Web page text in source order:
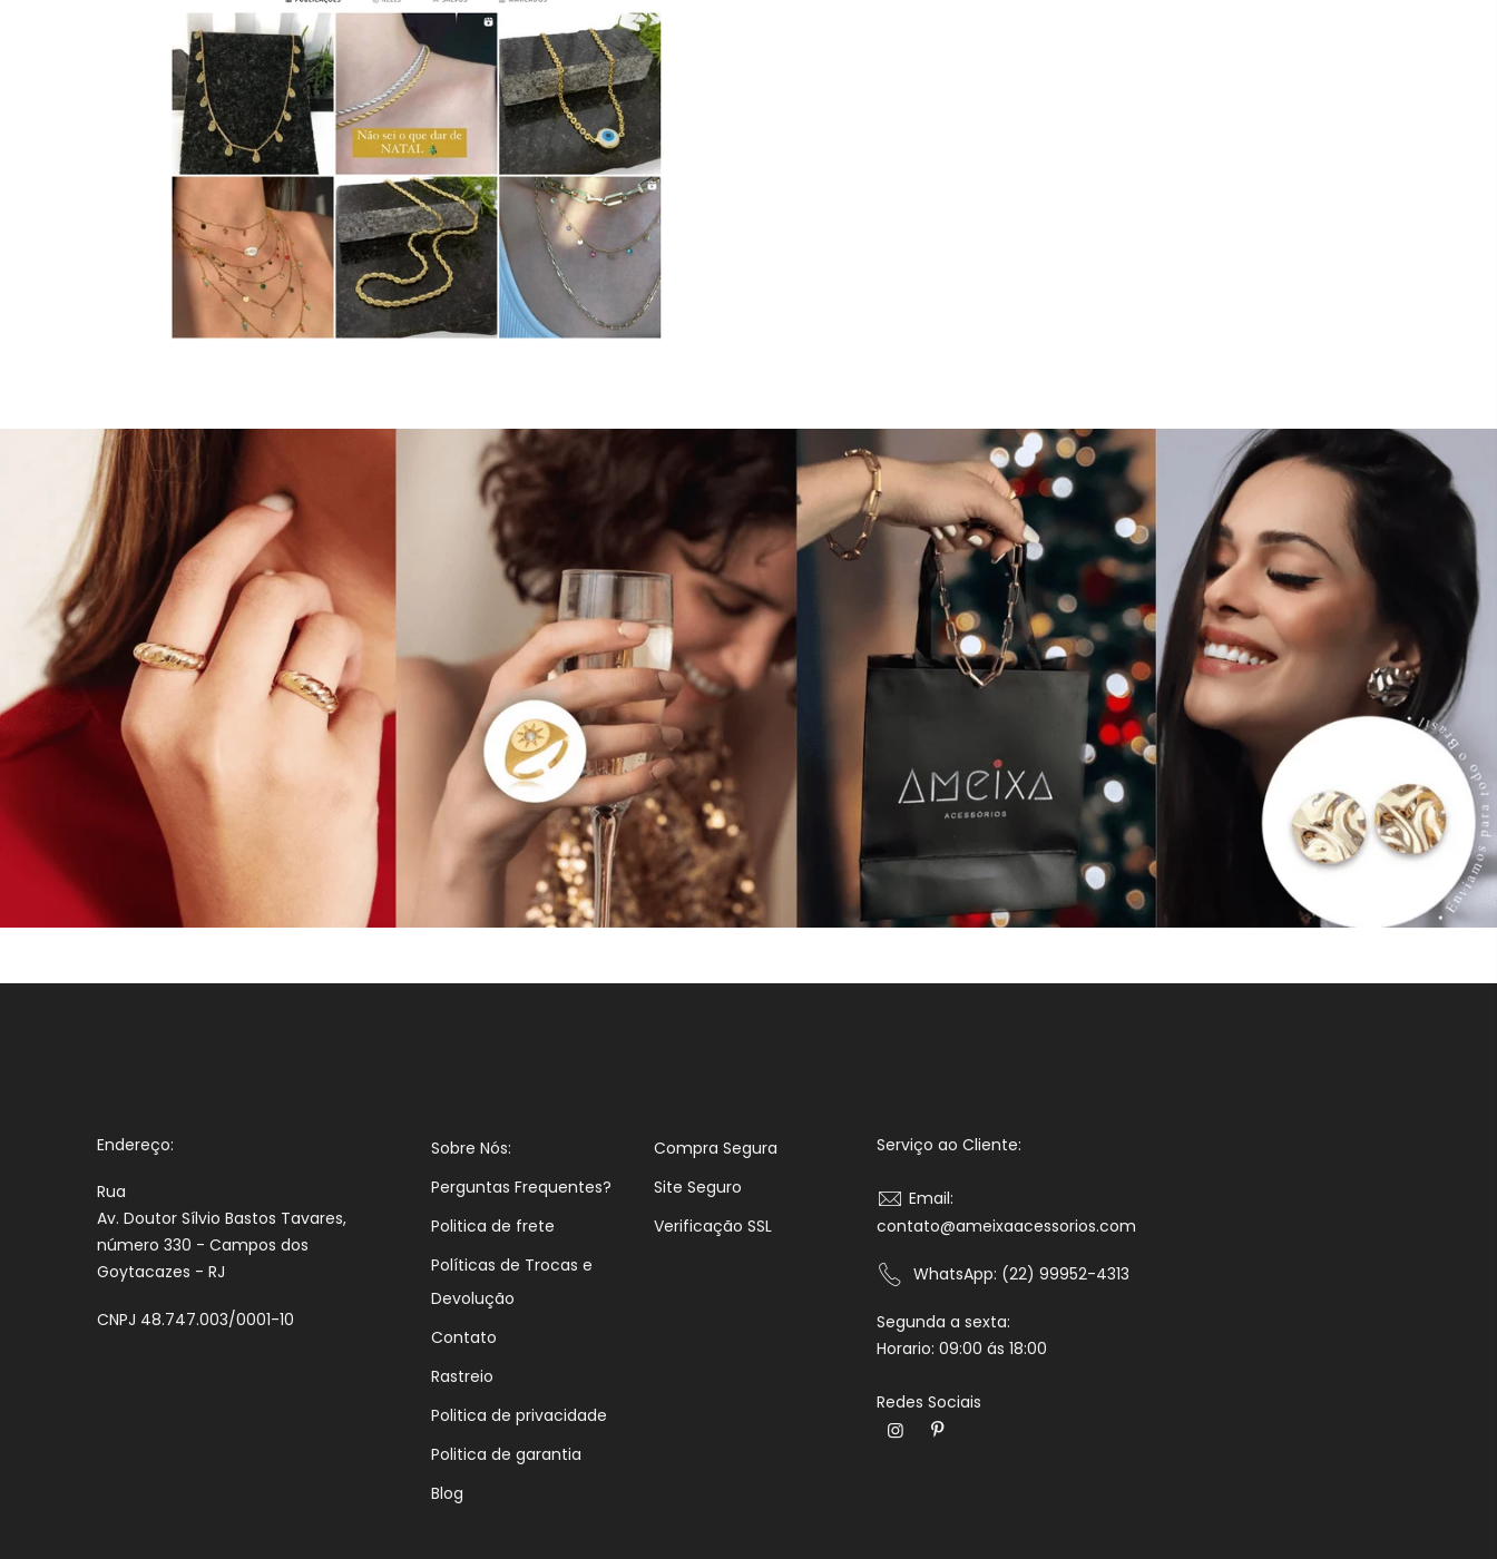
Endereço:
Rua
Av. Doutor Sílvio Bastos Tavares,
número 330 - Campos dos
Goytacazes - RJ
CNPJ 48.747.003/0001-10
Sobre Nós:
Perguntas Frequentes?
Politica de frete
Políticas de Trocas e
Devolução
Contato
Rastreio
Politica de privacidade
Politica de garantia
Blog
Compra Segura
Site Seguro
Verificação SSL
Serviço ao Cliente:
Email:
contato@ameixaacessorios.com
WhatsApp: (22) 99952-4313
Segunda a sexta:
Horario: 09:00 ás 18:00
Redes Sociais